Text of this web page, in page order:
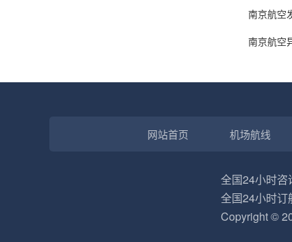
南京航空
南京航空
网站首页 机场航线
全国24小时咨
全国24小时订
Copyright ©